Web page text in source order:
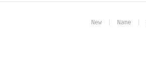
New Name